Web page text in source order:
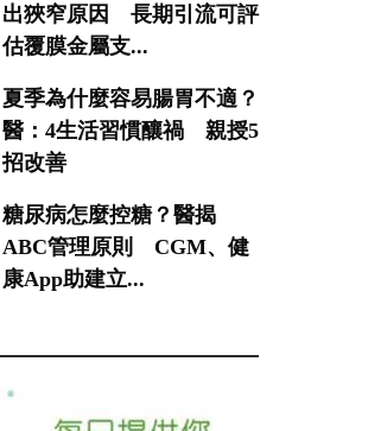
出狹窄原因 長期引流可評
估覆膜金屬支...
夏季為什麼容易腸胃不適？
醫：4生活習慣釀禍 親授5
招改善
糖尿病怎麼控糖？醫揭
ABC管理原則 CGM、健
康App助建立...